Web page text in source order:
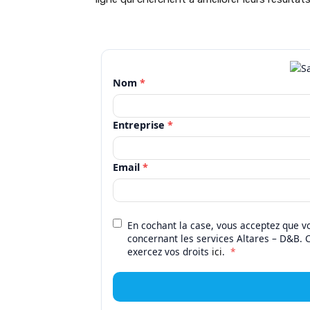
Nom *
Entreprise *
Email *
En cochant la case, vous acceptez que
concernant les services Altares – D&B.
exercez vos droits ici. *